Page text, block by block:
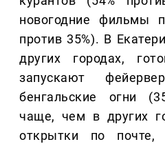
новогодние фильмы
против 35%). В
других городах,
запускают
бенгальские огни
чаще, чем в других
открытки по почте,